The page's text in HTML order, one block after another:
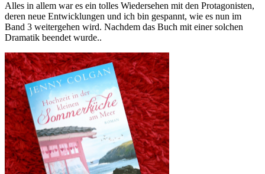
Alles in allem war es ein tolles Wiedersehen mit den Protagonisten,
deren neue Entwicklungen und ich bin gespannt, wie es nun im
Band 3 weitergehen wird. Nachdem das Buch mit einer solchen
Dramatik beendet wurde..